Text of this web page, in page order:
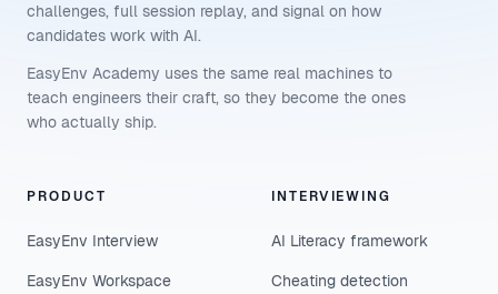
challenges, full session replay, and signal on how
candidates work with AI.
EasyEnv Academy uses the same real machines to
teach engineers their craft, so they become the ones
who actually ship.
PRODUCT
EasyEnv Interview
EasyEnv Workspace
INTERVIEWING
AI Literacy framework
Cheating detection